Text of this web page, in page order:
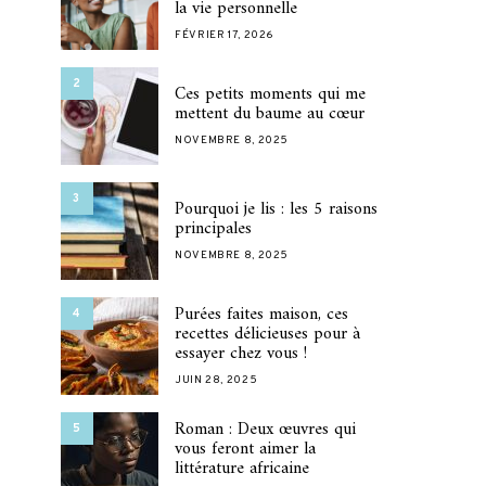
la vie personnelle
FÉVRIER 17, 2026
2 Ces petits moments qui me
mettent du baume au cœur
NOVEMBRE 8, 2025
3 Pourquoi je lis : les 5 raisons
principales
NOVEMBRE 8, 2025
4 Purées faites maison, ces
recettes délicieuses pour à
essayer chez vous !
JUIN 28, 2025
5 Roman : Deux œuvres qui
vous feront aimer la
littérature africaine